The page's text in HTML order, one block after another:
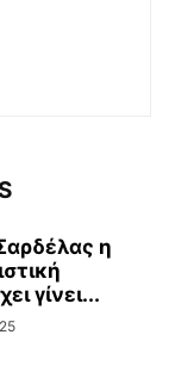
η
γίνει...